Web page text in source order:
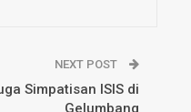
NEXT POST
Simpatisan ISIS di
Gelumbang